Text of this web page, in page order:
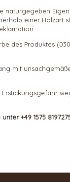
naturgegeben
einer Holzart
des Produktes (
mit
Erstickungsgefahr
+49 1575